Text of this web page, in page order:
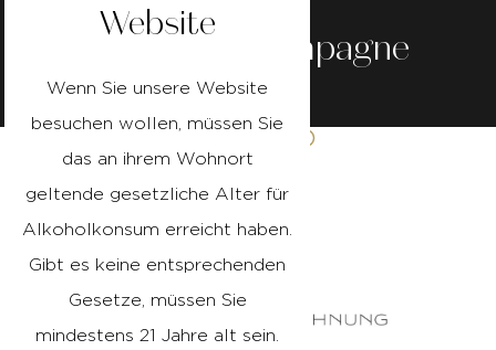
Website
Wenn Sie unsere Website
besuchen wollen, müssen Sie
das an ihrem Wohnort
geltende gesetzliche Alter für
Alkoholkonsum erreicht haben.
Gibt es keine entsprechenden
Gesetze, müssen Sie
mindestens 21 Jahre alt sein.
DieAOC Champagne
Veröffentlicht am
Lesezeit 5